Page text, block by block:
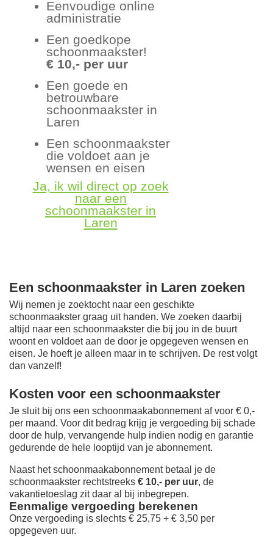
Eenvoudige online
administratie
Een goedkope
schoonmaakster!
€ 10,- per uur
Een goede en
betrouwbare
schoonmaakster in
Laren
Een schoonmaakster
die voldoet aan je
wensen en eisen
Ja, ik wil direct op zoek
naar een
schoonmaakster in
Laren
Een schoonmaakster in Laren zoeken
Wij nemen je zoektocht naar een geschikte
schoonmaakster graag uit handen. We zoeken daarbij
altijd naar een schoonmaakster die bij jou in de buurt
woont en voldoet aan de door je opgegeven wensen en
eisen. Je hoeft je alleen maar in te schrijven. De rest volgt
dan vanzelf!
Kosten voor een schoonmaakster
Je sluit bij ons een schoonmaakabonnement af voor € 0,-
per maand. Voor dit bedrag krijg je vergoeding bij schade
door de hulp, vervangende hulp indien nodig en garantie
gedurende de hele looptijd van je abonnement.
Naast het schoonmaakabonnement betaal je de
schoonmaakster rechtstreeks € 10,- per uur, de
vakantietoeslag zit daar al bij inbegrepen.
Eenmalige vergoeding berekenen
Onze vergoeding is slechts € 25,75 + € 3,50 per
opgegeven uur.